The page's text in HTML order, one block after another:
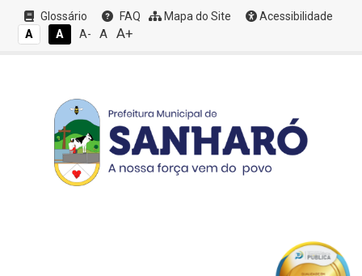
Glossário FAQ Mapa do Site
Acessibilidade
A
A A- A A+